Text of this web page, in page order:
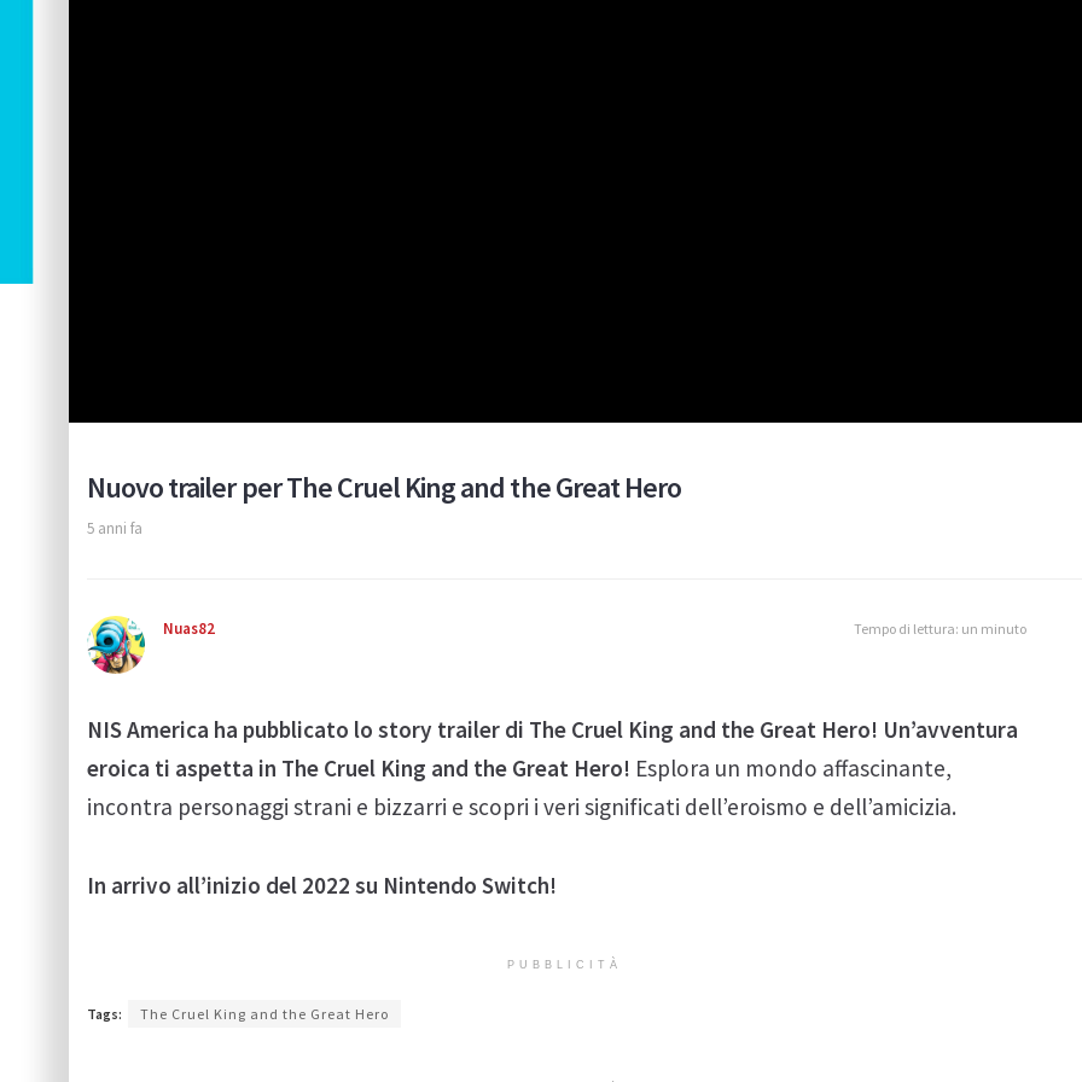
Nuovo trailer per The Cruel King and the Great Hero
5 anni fa
Nuas82 Tempo di lettura: un minuto
NIS America ha pubblicato lo story trailer di The Cruel King and the Great Hero! Un’avventura
eroica ti aspetta in The Cruel King and the Great Hero! Esplora un mondo affascinante,
incontra personaggi strani e bizzarri e scopri i veri significati dell’eroismo e dell’amicizia.
In arrivo all’inizio del 2022 su Nintendo Switch!
PUBBLICITÀ
Tags: The Cruel King and the Great Hero